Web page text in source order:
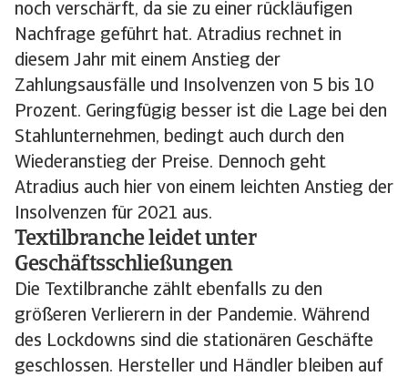
noch verschärft, da sie zu einer rückläufigen
Nachfrage geführt hat. Atradius rechnet in
diesem Jahr mit einem Anstieg der
Zahlungsausfälle und Insolvenzen von 5 bis 10
Prozent. Geringfügig besser ist die Lage bei den
Stahlunternehmen, bedingt auch durch den
Wiederanstieg der Preise. Dennoch geht
Atradius auch hier von einem leichten Anstieg der
Insolvenzen für 2021 aus.
Textilbranche leidet unter
Geschäftsschließungen
Die Textilbranche zählt ebenfalls zu den
größeren Verlierern in der Pandemie. Während
des Lockdowns sind die stationären Geschäfte
geschlossen. Hersteller und Händler bleiben auf